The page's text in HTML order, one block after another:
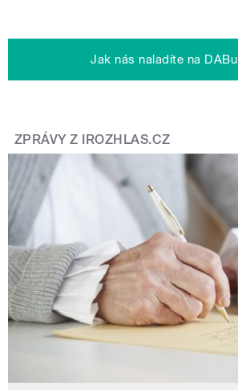
Jak nás naladíte na DABu
ZPRÁVY Z IROZHLAS.CZ